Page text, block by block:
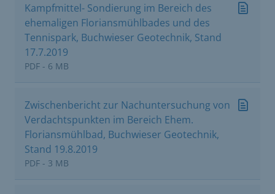
Kampfmittel- Sondierung im Bereich des
ehemaligen Floriansmühlbades und des
Tennispark, Buchwieser Geotechnik, Stand
17.7.2019
PDF - 6 MB
Zwischenbericht zur Nachuntersuchung von
Verdachtspunkten im Bereich Ehem.
Floriansmühlbad, Buchwieser Geotechnik,
Stand 19.8.2019
PDF - 3 MB